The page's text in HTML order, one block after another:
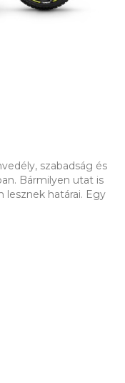
szabadság és
Bármilyen utat is
lesznek határai. Egy